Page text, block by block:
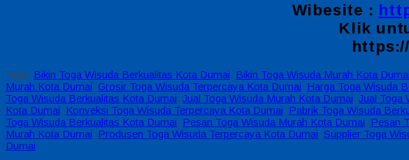
Wibesite :
Klik
Tags: Bikin Toga Wisuda Berkualitas Kota Dumai, Bikin Toga Wisuda Murah Kota Dumai
Murah Kota Dumai, Grosir Toga Wisuda Terpercaya Kota Dumai, Harga Toga Wisuda
Toga Wisuda Berkualitas Kota Dumai, Jual Toga Wisuda Murah Kota Dumai, Jual Toga
Kota Dumai, Konveksi Toga Wisuda Terpercaya Kota Dumai, Pabrik Toga Wisuda
Toga Wisuda Berkualitas Kota Dumai, Pesan Toga Wisuda Murah Kota Dumai, Pesan
Murah Kota Dumai, Produsen Toga Wisuda Terpercaya Kota Dumai, Supplier Toga
Dumai